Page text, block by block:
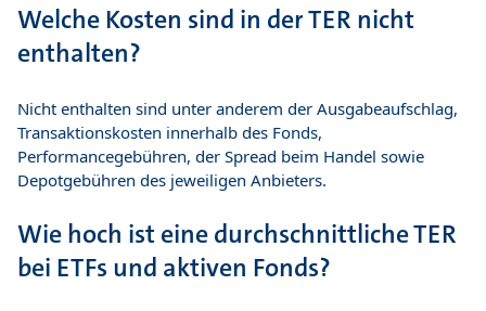
Welche Kosten sind in der TER nicht
enthalten?
Nicht enthalten sind unter anderem der Ausgabeaufschlag,
Transaktionskosten innerhalb des Fonds,
Performancegebühren, der Spread beim Handel sowie
Depotgebühren des jeweiligen Anbieters.
Wie hoch ist eine durchschnittliche TER
bei ETFs und aktiven Fonds?